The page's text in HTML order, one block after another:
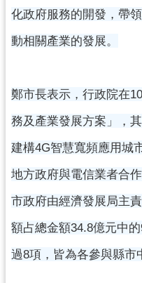
資
公
回
首
站
導
政
化政府服務的開發，帶
動相關產業的發展。
鄭市長表示，行政院在
務及產業發展方案」，
建構4G智慧寬頻應用城
地方政府與電信業者合
市政府由經濟發展局主
額占總金額34.8億元中
過8項，皆為各參與縣市